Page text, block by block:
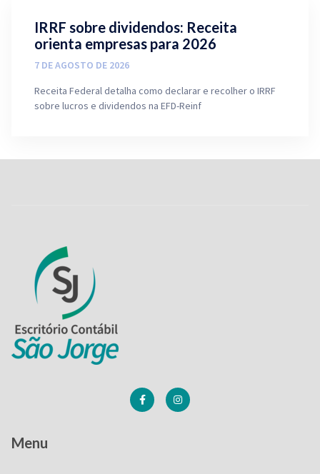
IRRF sobre dividendos: Receita
orienta empresas para 2026
7 DE AGOSTO DE 2026
Receita Federal detalha como declarar e recolher o IRRF
sobre lucros e dividendos na EFD-Reinf
Menu